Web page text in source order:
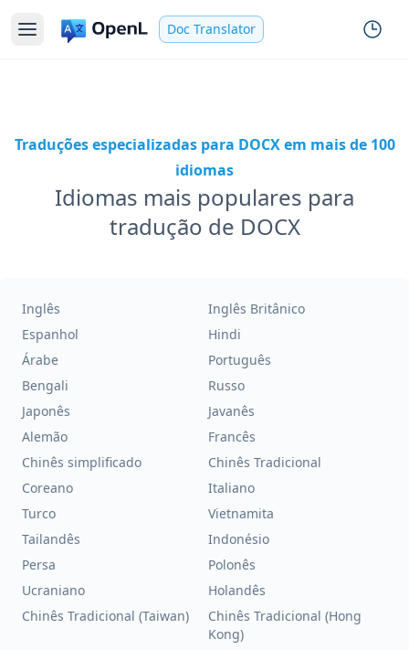
Doc Translator
Traduções especializadas para DOCX em mais de 100
idiomas
Idiomas mais populares para
tradução de DOCX
Inglês
Inglês Britânico
Espanhol
Hindi
Árabe
Português
Bengali
Russo
Japonês
Javanês
Alemão
Francês
Chinês simplificado
Chinês Tradicional
Coreano
Italiano
Turco
Vietnamita
Tailandês
Indonésio
Persa
Polonês
Ucraniano
Holandês
Chinês Tradicional (Taiwan)
Chinês Tradicional (Hong
Kong)